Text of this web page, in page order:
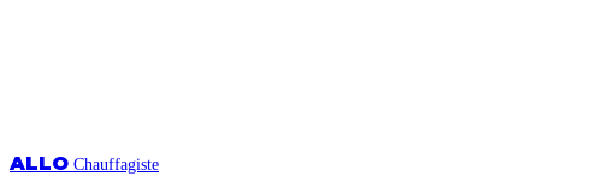
ALLO Chauffagiste